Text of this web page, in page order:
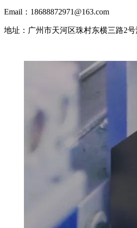
Email：18688872971@163.com
地址：广州市天河区珠村东横三路2